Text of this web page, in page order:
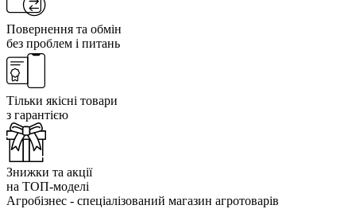
Повернення та обмін
без проблем і питань
Тільки якісні товари
з гарантією
Знижки та акції
на ТОП-моделі
Агробізнес - спеціалізований магазин агротоварів